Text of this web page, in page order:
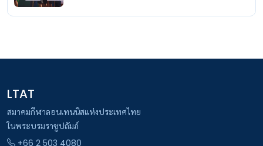
LTAT
สมาคมกีฬาลอนเทนนิสแห่งประเทศไทย
ในพระบรมราชูปถัมภ์
+66 2 503 4080